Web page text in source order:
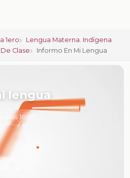
1ero
Lengua Materna. Indígena
Clase Informo En Mi Lengua
lengua
las 16:07